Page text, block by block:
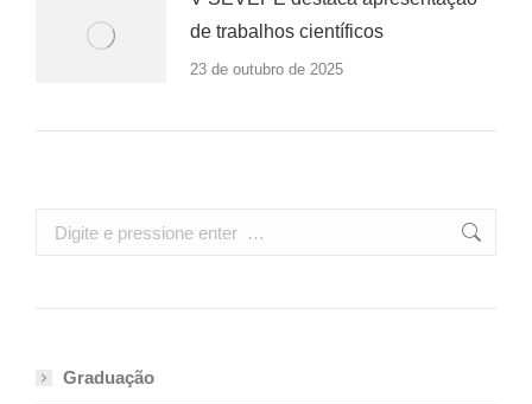
de trabalhos científicos
23 de outubro de 2025
Search:
Graduação